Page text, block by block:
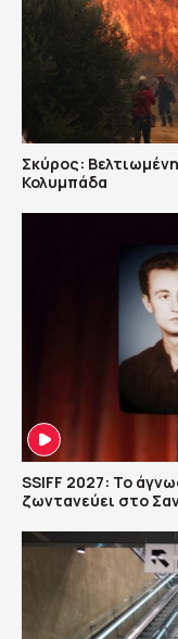
Σκύρος:
Κολυμπάδα
SSIFF 2027: Το
ζωντανεύει στο